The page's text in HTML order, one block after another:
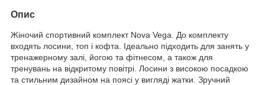
Опис
Жіночий спортивний комплект Nova Vega. До комплекту
входять лосини, топ і кофта. Ідеально підходить для занять у
тренажерному залі, йогою та фітнесом, а також для
тренувань на відкритому повітрі. Лосини з високою посадкою
та стильним дизайном на поясі у вигляді жатки. Зручний